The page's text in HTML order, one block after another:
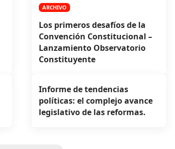
ARCHIVO
Los primeros desafíos de la
Convención Constitucional –
Lanzamiento Observatorio
Constituyente
Informe de tendencias
políticas: el complejo avance
legislativo de las reformas.